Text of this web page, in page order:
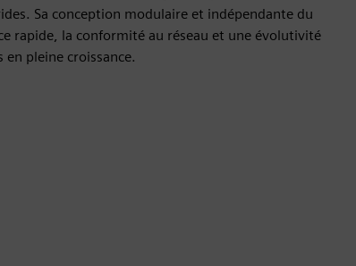
Sa conception modulaire et indépendante du
rapide, la conformité au réseau et une évolutivité
pleine croissance.